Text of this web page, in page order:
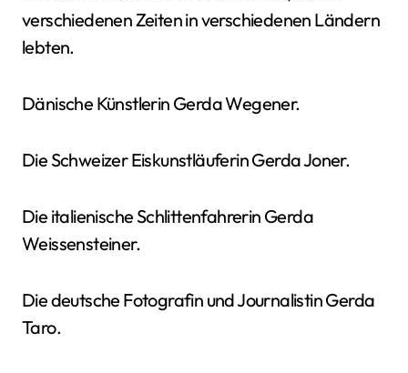
verschiedenen Zeiten in verschiedenen Ländern
lebten.
Dänische Künstlerin Gerda Wegener.
Die Schweizer Eiskunstläuferin Gerda Joner.
Die italienische Schlittenfahrerin Gerda
Weissensteiner.
Die deutsche Fotografin und Journalistin Gerda
Taro.